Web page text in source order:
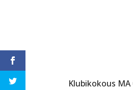
Klubikokous